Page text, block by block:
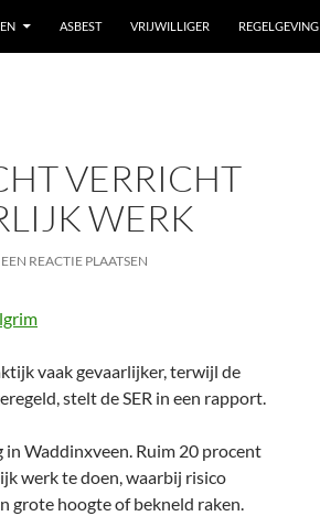
ASBEST VRIJWILLIGER REGELGEVING
VERRICHT
WERK
EEN REACTIE PLAATSEN
vaak gevaarlijker, terwijl de
stelt de SER in een rapport.
Waddinxveen. Ruim 20 procent
werk te doen, waarbij risico
grote hoogte of bekneld raken.